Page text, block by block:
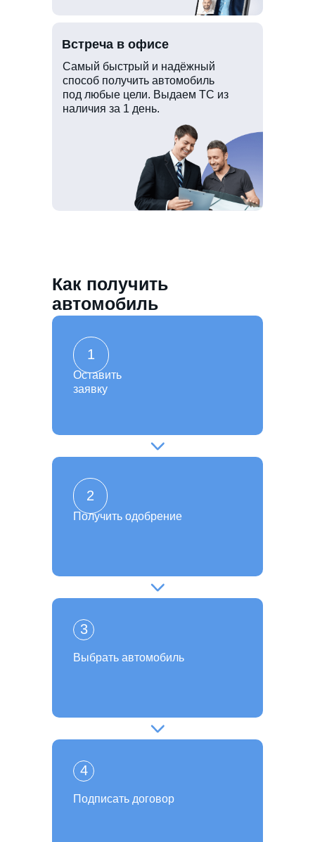
Самый быстрый и надёжный
способ получить автомобиль
под любые цели. Выдаем ТС из
наличия за 1 день.
Встреча в офисе
Как получить
автомобиль
Подписать договор
4
Выбрать автомобиль
3
Получить одобрение
2
Оставить
заявку
1